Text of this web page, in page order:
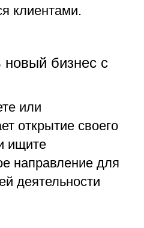
клиентами.
новый бизнес с
или
открытие своего
ищите
направление для
деятельности